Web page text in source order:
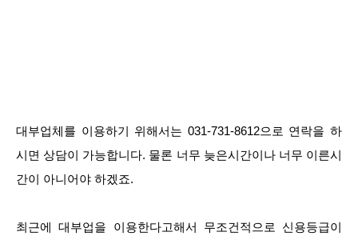
대부업체를 이용하기 위해서는 031-731-8612으로 연락을 하
시면 상담이 가능합니다. 물론 너무 늦은시간이나 너무 이른시
간이 아니어야 하겠죠.
최근에 대부업을 이용한다고해서 무조건적으로 신용등급이